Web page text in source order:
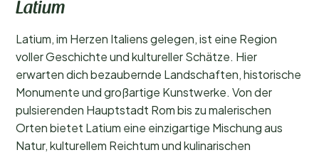
Latium
Latium, im Herzen Italiens gelegen, ist eine Region
voller Geschichte und kultureller Schätze. Hier
erwarten dich bezaubernde Landschaften, historische
Monumente und großartige Kunstwerke. Von der
pulsierenden Hauptstadt Rom bis zu malerischen
Orten bietet Latium eine einzigartige Mischung aus
Natur, kulturellem Reichtum und kulinarischen